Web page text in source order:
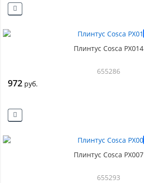
Плинтус Cosca PX014
655286
972 руб.
Плинтус Cosca PX007
655293